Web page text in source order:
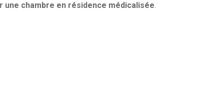
une chambre en résidence médicalisée.